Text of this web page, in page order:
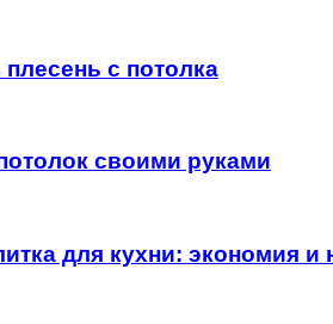
плесень с потолка
своими руками
для кухни: экономия и